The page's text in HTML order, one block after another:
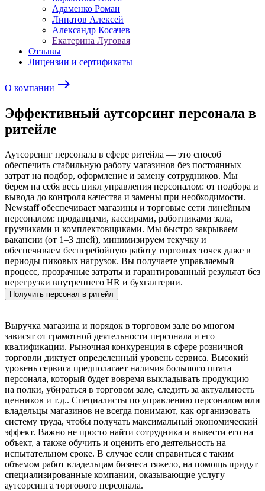
Адаменко Роман
Липатов Алексей
Александр Косачев
Екатерина Луговая
Отзывы
Лицензии и сертификаты
О компании east
Эффективный аутсорсинг персонала в
ритейле
Аутсорсинг персонала в сфере ритейла — это способ
обеспечить стабильную работу магазинов без постоянных
затрат на подбор, оформление и замену сотрудников. Мы
берем на себя весь цикл управления персоналом: от подбора и
вывода до контроля качества и замены при необходимости.
Newstaff обеспечивает магазины и торговые сети линейным
персоналом: продавцами, кассирами, работниками зала,
грузчиками и комплектовщиками. Мы быстро закрываем
вакансии (от 1–3 дней), минимизируем текучку и
обеспечиваем бесперебойную работу торговых точек даже в
периоды пиковых нагрузок. Вы получаете управляемый
процесс, прозрачные затраты и гарантированный результат без
перегрузки внутреннего HR и бухгалтерии.
Получить персонал в ритейл
Выручка магазина и порядок в торговом зале во многом
зависят от грамотной деятельности персонала и его
квалификации. Рыночная конкуренция в сфере розничной
торговли диктует определенный уровень сервиса. Высокий
уровень сервиса предполагает наличия большого штата
персонала, который будет вовремя выкладывать продукцию
на полки, убираться в торговом зале, следить за актуальность
ценников и т.д.. Специалисты по управлению персоналом или
владельцы магазинов не всегда понимают, как организовать
систему труда, чтобы получать максимальный экономический
эффект. Важно не просто найти сотрудника и вывести его на
объект, а также обучить и оценить его деятельность на
испытательном сроке. В случае если справиться с таким
объемом работ владельцам бизнеса тяжело, на помощь придут
специализированные компании, оказывающие услугу
аутсорсинга торгового персонала.